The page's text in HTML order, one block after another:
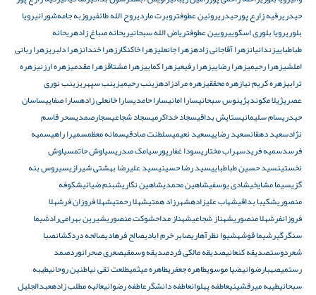
حیدریرقیه زارع پورحیدریروئین عطوفتروبرت ماردیروح الله طائفیروزبه جامه‌شورانیرویا
بلوریرویا بلوری اسکوییرویین عطوفتریاض الله سبحانیریحانه صباغ زادهریحانه
طباطباییزندانیانزهرا آقاجانی زادهزهرا جانعلیزهرا خاکنگارزهرا خندانزهرا دلبریزهرا ربانی
املشیزهرا رحیمیزهرا رضاییزهرا رفیعیزهرا کماییزهرا مشتاقزهرا مقدمیزهره ارزنیزهره
ترابیزهره کریم نیازهره محققیزهره مرادزادهزینب رحیمیزینب سپهریزینب نوری
عصریژیلا مکوندیژینوس سبحانیسارا امانیسارا حامدیسارا خانعلی زادهسارا صفاییساسان
حیدریسام سلیمانیستایش بداقیسجاد خداکرمیسجاد شجاعیسجارصمدیسحر قاسم
نژادسعید دهقانسعید رضاییسعید نعیمیسلطنت صادقیسمانه معظمسمیرا راهیسمیه
فرسدسمیه فریدسهراب مختاریسودا غفار‌پورسیامک صدریسیاوش حاتمسیاوش
نخستینسید حسین طباطباییسید رضا حسینیسید علیرضا بهشتی شیرازیسیروس بنه
گزیسیما مشایخیشادی یوسفیشاهین محمدیشاهین نگاریشبنم ضیائیشکوفه
منصوریشکیبا بداقیشهاب علیزادهشهرزاد همتیشهلا رحمتیشهلا فروزان فرشهلا
فروزانفرشهلا منصوریشهناز شجاعیشهناز مداحشوکت منصوریشیرین بهرامی‌رادشیما
سنگرگیرشیما قوشهشیوا نظرآهاریصابر خرم ابادیصالح فرهادیصالحه دردکشانصبا
شعردوستصدیقه کنعانیصدیقه مالکی فردصدیقه وسمقیصعری صحرانوردصمد
رستمیصهبارضوانیضیا موسویطاهره جعفریطاهره میثمیطلعت تقی نیاطنین روحانیطیبه
سبحانیطیبه میرقشینیعاطفه پهلوانعاطفه دانشگرعاطفه رضوانیعالیه مطلب زادهعبدالجلیل